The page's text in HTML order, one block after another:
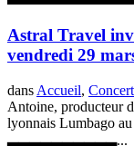
Astral Travel
vendredi 29
dans Accueil,
Antoine, producteur
lyonnais Lumbago
▃▃▃▃▃▃▃▃▃▃...